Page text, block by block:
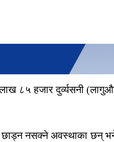
८५ हजार दुर्व्यसनी
छाड्न नसक्ने अवस्थाका छन्